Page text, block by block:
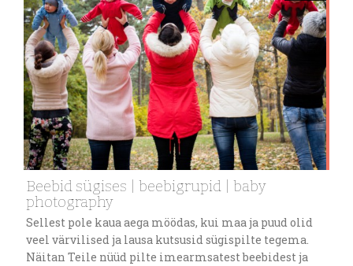
Beebid sügises | beebigrupid | baby
photography
Sellest pole kaua aega möödas, kui maa ja puud olid
veel värvilised ja lausa kutsusid sügispilte tegema.
Näitan Teile nüüd pilte imearmsatest beebidest ja